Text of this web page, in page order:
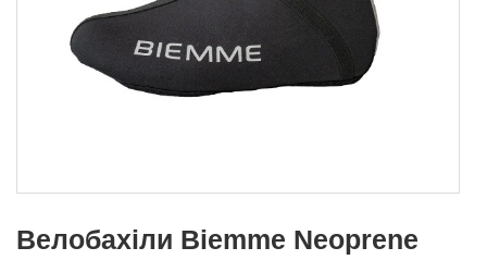
Велобахіли Biemme Neoprene